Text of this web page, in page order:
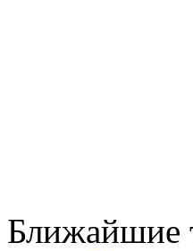
Ближайшие